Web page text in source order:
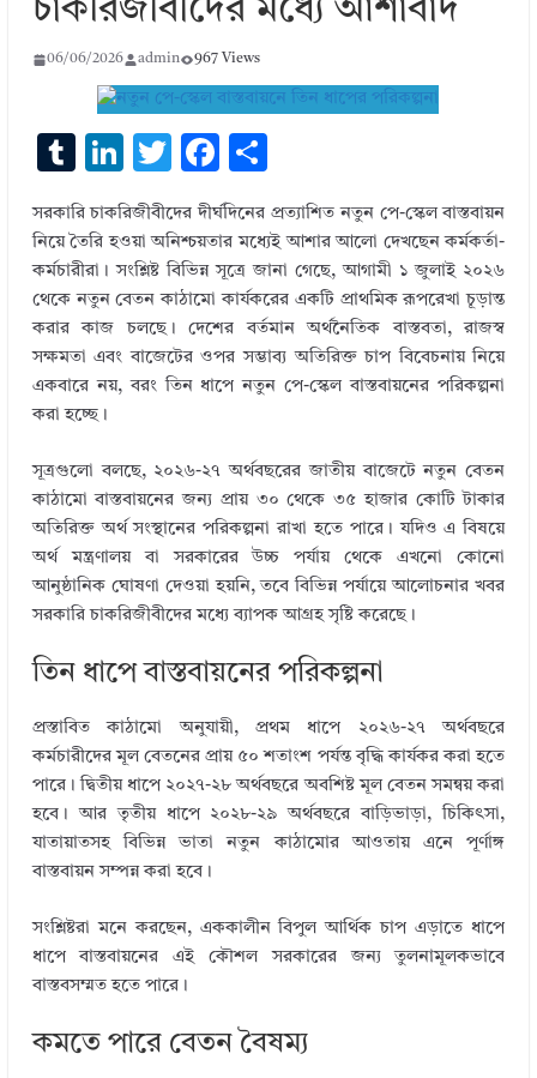
চাকরিজীবীদের মধ্যে আশাবাদ
06/06/2026 admin 967 Views
T
m
bl
r
Li
k
e
dI
n
T
it
te
r
F
e
b
o
o
k
ar
e
সরকারি চাকরিজীবীদের দীর্ঘদিনের প্রত্যাশিত নতুন পে-স্কেল বাস্তবায়ন
নিয়ে তৈরি হওয়া অনিশ্চয়তার মধ্যেই আশার আলো দেখছেন কর্মকর্তা-
কর্মচারীরা। সংশ্লিষ্ট বিভিন্ন সূত্রে জানা গেছে, আগামী ১ জুলাই ২০২৬
থেকে নতুন বেতন কাঠামো কার্যকরের একটি প্রাথমিক রূপরেখা চূড়ান্ত
করার কাজ চলছে। দেশের বর্তমান অর্থনৈতিক বাস্তবতা, রাজস্ব
সক্ষমতা এবং বাজেটের ওপর সম্ভাব্য অতিরিক্ত চাপ বিবেচনায় নিয়ে
একবারে নয়, বরং তিন ধাপে নতুন পে-স্কেল বাস্তবায়নের পরিকল্পনা
করা হচ্ছে।
সূত্রগুলো বলছে, ২০২৬-২৭ অর্থবছরের জাতীয় বাজেটে নতুন বেতন
কাঠামো বাস্তবায়নের জন্য প্রায় ৩০ থেকে ৩৫ হাজার কোটি টাকার
অতিরিক্ত অর্থ সংস্থানের পরিকল্পনা রাখা হতে পারে। যদিও এ বিষয়ে
অর্থ মন্ত্রণালয় বা সরকারের উচ্চ পর্যায় থেকে এখনো কোনো
আনুষ্ঠানিক ঘোষণা দেওয়া হয়নি, তবে বিভিন্ন পর্যায়ে আলোচনার খবর
সরকারি চাকরিজীবীদের মধ্যে ব্যাপক আগ্রহ সৃষ্টি করেছে।
তিন ধাপে বাস্তবায়নের পরিকল্পনা
প্রস্তাবিত কাঠামো অনুযায়ী, প্রথম ধাপে ২০২৬-২৭ অর্থবছরে
কর্মচারীদের মূল বেতনের প্রায় ৫০ শতাংশ পর্যন্ত বৃদ্ধি কার্যকর করা হতে
পারে। দ্বিতীয় ধাপে ২০২৭-২৮ অর্থবছরে অবশিষ্ট মূল বেতন সমন্বয় করা
হবে। আর তৃতীয় ধাপে ২০২৮-২৯ অর্থবছরে বাড়িভাড়া, চিকিৎসা,
যাতায়াতসহ বিভিন্ন ভাতা নতুন কাঠামোর আওতায় এনে পূর্ণাঙ্গ
বাস্তবায়ন সম্পন্ন করা হবে।
সংশ্লিষ্টরা মনে করছেন, এককালীন বিপুল আর্থিক চাপ এড়াতে ধাপে
ধাপে বাস্তবায়নের এই কৌশল সরকারের জন্য তুলনামূলকভাবে
বাস্তবসম্মত হতে পারে।
কমতে পারে বেতন বৈষম্য